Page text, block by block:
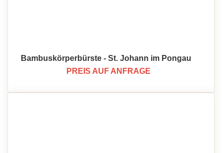
Bambuskörperbürste - St. Johann im Pongau
PREIS AUF ANFRAGE